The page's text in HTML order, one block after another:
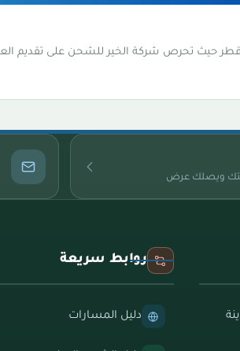
حيث تحرص شركة الخير للشحن على تقديم
ويصلك عرض
روابط سريعة
دليل المسارات